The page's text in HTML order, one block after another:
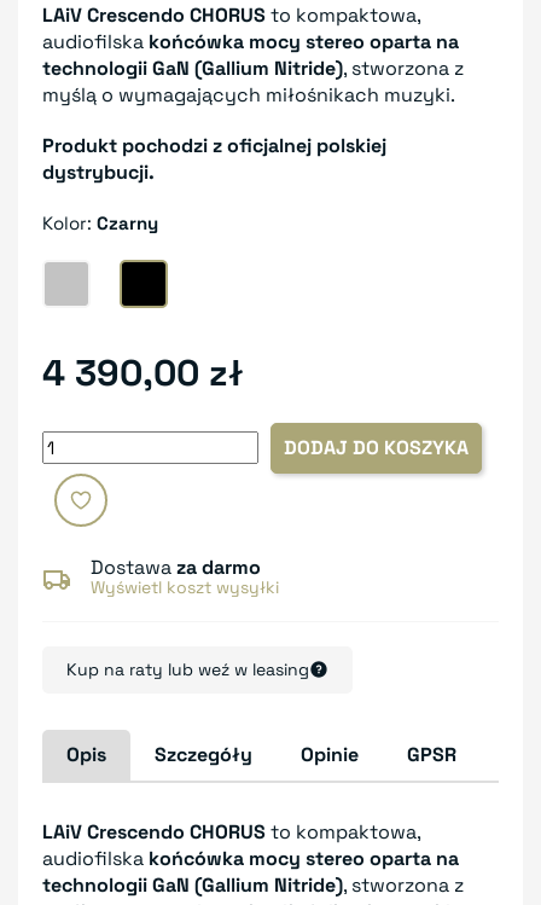
LAiV Crescendo CHORUSto kompaktowa,
audiofilska końcówka mocy stereo oparta na
technologii GaN (Gallium Nitride), stworzona z
myślą o wymagających miłośnikach muzyki.
Produkt pochodzi z oficjalnej polskiej
dystrybucji.
Kolor: Czarny
Srebrny Czarny
4 390,00 zł
DODAJ DO KOSZYKA
Dostawaza darmo
Wyświetl koszt wysyłki
Kup na raty lub weź w leasing
Opis Szczegóły Opinie GPSR
LAiV Crescendo CHORUSto kompaktowa,
audiofilska końcówka mocy stereo oparta na
technologii GaN (Gallium Nitride), stworzona z